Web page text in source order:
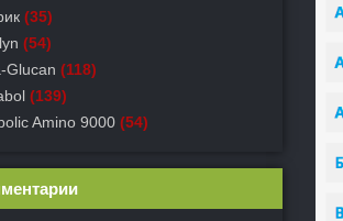
(35)
(54)
Glucan (118)
(139)
Amino 9000 (54)